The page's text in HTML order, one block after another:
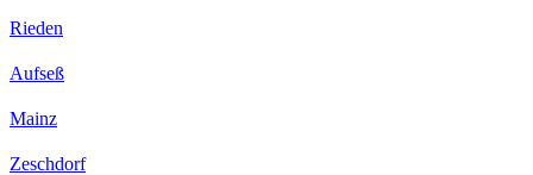
Rieden
Aufseß
Mainz
Zeschdorf